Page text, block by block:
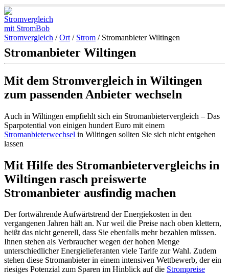
Stromvergleich /Ort / Strom / Stromanbieter Wiltingen
Stromanbieter Wiltingen
Mit dem Stromvergleich in Wiltingen
zum passenden Anbieter wechseln
Auch in Wiltingen empfiehlt sich ein Stromanbietervergleich – Das
Sparpotential von einigen hundert Euro mit einem
Stromanbieterwechsel in Wiltingen sollten Sie sich nicht entgehen
lassen
Mit Hilfe des Stromanbietervergleichs in
Wiltingen rasch preiswerte
Stromanbieter ausfindig machen
Der fortwährende Aufwärtstrend der Energiekosten in den
vergangenen Jahren hält an. Nur weil die Preise nach oben klettern,
heißt das nicht generell, dass Sie ebenfalls mehr bezahlen müssen.
Ihnen stehen als Verbraucher wegen der hohen Menge
unterschiedlicher Energielieferanten viele Tarife zur Wahl. Zudem
stehen diese Stromanbieter in einem intensiven Wettbewerb, der ein
riesiges Potenzial zum Sparen im Hinblick auf die Strompreise